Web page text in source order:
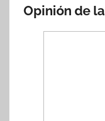
Opinión de